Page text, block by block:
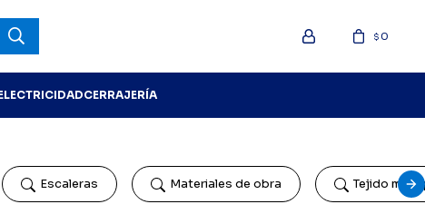
CERRAJERÍA
$0
Escaleras Materiales de obra Tejido